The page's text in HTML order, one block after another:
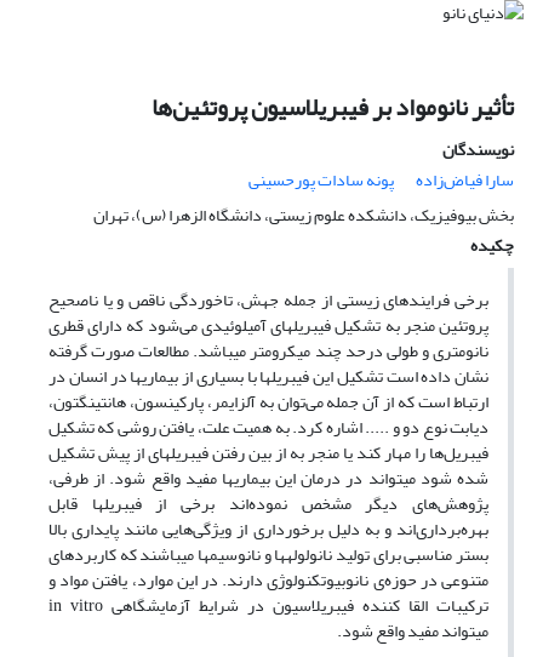
تأثیر نانومواد بر فیبریلاسیون پروتئین‌ها
نویسندگان
سارا فیاض‌زاده
پونه سادات پورحسینی
بخش بیوفیزیک، دانشکده علوم زیستی، دانشگاه الزهرا (س)، تهران
چکیده
برخی فرایندهای زیستی از جمله جهش، تاخوردگی ناقص و یا ناصحیح
پروتئین منجر به تشکیل فیبریل‏های آمیلوئیدی می‌شود که دارای قطری
نانومتری و طولی درحد چند میکرومتر می‏باشد. مطالعات صورت گرفته
نشان داده است تشکیل این فیبریل‏ها با بسیاری از بیماری‏ها در انسان در
ارتباط است که از آن جمله می‌توان به آلزایمر، پارکینسون، هانتینگتون،
دیابت نوع دو و ..... اشاره کرد. به همیت علت، یافتن روشی که تشکیل
فیبریل‌ها را مهار کند یا منجر به از بین رفتن فیبریل‏های از پیش تشکیل
شده شود می‏تواند در درمان این بیماری‏ها مفید واقع شود. از طرفی،
پژوهش‌های دیگر مشخص نموده‌اند برخی از فیبریل‏ها قابل
بهره‌برداری‌اند و به دلیل برخورداری از ویژگی‌هایی مانند پایداری بالا
بستر مناسبی برای تولید نانولوله‏ها و نانوسیم‏ها می‏باشند که کاربردهای
متنوعی در حوزه‌ی نانوبیوتکنولوژی دارند. در این موارد، یافتن مواد و
ترکیبات القا کننده فیبریلاسیون در شرایط آزمایشگاهی in vitro
می‏تواند مفید واقع شود.